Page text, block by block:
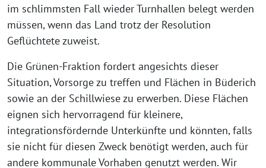
im schlimmsten Fall wieder Turnhallen belegt werden
müssen, wenn das Land trotz der Resolution
Geflüchtete zuweist.
Die Grünen-Fraktion fordert angesichts dieser
Situation, Vorsorge zu treffen und Flächen in Büderich
sowie an der Schillwiese zu erwerben. Diese Flächen
eignen sich hervorragend für kleinere,
integrationsfördernde Unterkünfte und könnten, falls
sie nicht für diesen Zweck benötigt werden, auch für
andere kommunale Vorhaben genutzt werden. Wir